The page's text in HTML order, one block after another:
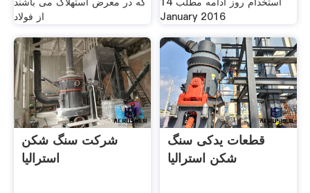
از فولاد
January 2016
شرکت سنگ شکن
استرالیا
قطعات یدکی سنگ
شکن استرالیا